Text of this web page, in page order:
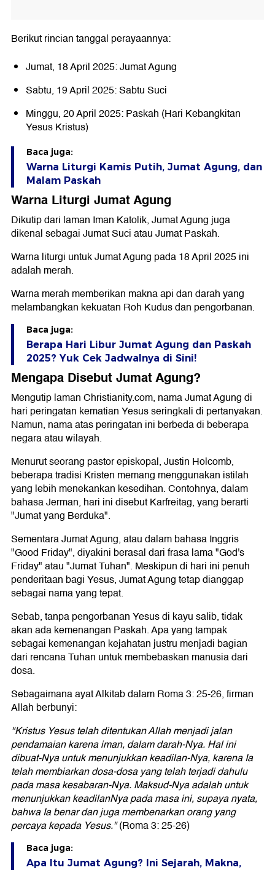
Berikut rincian tanggal perayaannya:
Jumat, 18 April 2025: Jumat Agung
Sabtu, 19 April 2025: Sabtu Suci
Minggu, 20 April 2025: Paskah (Hari Kebangkitan
Yesus Kristus)
Baca juga:
Warna Liturgi Kamis Putih, Jumat Agung, dan
Malam Paskah
Warna Liturgi Jumat Agung
Dikutip dari laman Iman Katolik, Jumat Agung juga
dikenal sebagai Jumat Suci atau Jumat Paskah.
Warna liturgi untuk Jumat Agung pada 18 April 2025 ini
adalah merah.
Warna merah memberikan makna api dan darah yang
melambangkan kekuatan Roh Kudus dan pengorbanan.
Baca juga:
Berapa Hari Libur Jumat Agung dan Paskah
2025? Yuk Cek Jadwalnya di Sini!
Mengapa Disebut Jumat Agung?
Mengutip laman Christianity.com, nama Jumat Agung di
hari peringatan kematian Yesus seringkali di pertanyakan.
Namun, nama atas peringatan ini berbeda di beberapa
negara atau wilayah.
Menurut seorang pastor episkopal, Justin Holcomb,
beberapa tradisi Kristen memang menggunakan istilah
yang lebih menekankan kesedihan. Contohnya, dalam
bahasa Jerman, hari ini disebut Karfreitag, yang berarti
"Jumat yang Berduka".
Sementara Jumat Agung, atau dalam bahasa Inggris
"Good Friday", diyakini berasal dari frasa lama "God's
Friday" atau "Jumat Tuhan". Meskipun di hari ini penuh
penderitaan bagi Yesus, Jumat Agung tetap dianggap
sebagai nama yang tepat.
Sebab, tanpa pengorbanan Yesus di kayu salib, tidak
akan ada kemenangan Paskah. Apa yang tampak
sebagai kemenangan kejahatan justru menjadi bagian
dari rencana Tuhan untuk membebaskan manusia dari
dosa.
Sebagaimana ayat Alkitab dalam Roma 3: 25-26, firman
Allah berbunyi:
"Kristus Yesus telah ditentukan Allah menjadi jalan
pendamaian karena iman, dalam darah-Nya. Hal ini
dibuat-Nya untuk menunjukkan keadilan-Nya, karena Ia
telah membiarkan dosa-dosa yang telah terjadi dahulu
pada masa kesabaran-Nya. Maksud-Nya adalah untuk
menunjukkan keadilanNya pada masa ini, supaya nyata,
bahwa Ia benar dan juga membenarkan orang yang
percaya kepada Yesus."(Roma 3: 25-26)
Baca juga:
Apa Itu Jumat Agung? Ini Sejarah, Makna,